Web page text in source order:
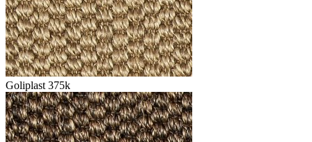
Goliplast 375k